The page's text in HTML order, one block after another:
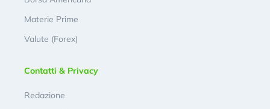
Materie Prime
Valute (Forex)
Contatti & Privacy
Redazione